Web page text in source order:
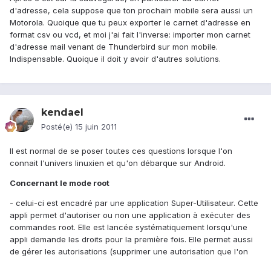
d'adresse, cela suppose que ton prochain mobile sera aussi un
Motorola. Quoique que tu peux exporter le carnet d'adresse en
format csv ou vcd, et moi j'ai fait l'inverse: importer mon carnet
d'adresse mail venant de Thunderbird sur mon mobile.
Indispensable. Quoique il doit y avoir d'autres solutions.
kendael
Posté(e) 15 juin 2011
Il est normal de se poser toutes ces questions lorsque l'on
connait l'univers linuxien et qu'on débarque sur Android.
Concernant le mode root
- celui-ci est encadré par une application Super-Utilisateur. Cette
appli permet d'autoriser ou non une application à exécuter des
commandes root. Elle est lancée systématiquement lorsqu'une
appli demande les droits pour la première fois. Elle permet aussi
de gérer les autorisations (supprimer une autorisation que l'on